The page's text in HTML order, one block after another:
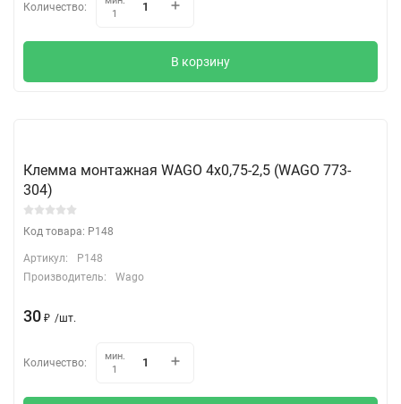
Количество:
1
В корзину
Клемма монтажная WAGO 4х0,75-2,5 (WAGO 773-
304)
Код товара: P148
Артикул:
P148
Производитель:
Wago
30 ₽ /шт.
Количество:
мин.
1